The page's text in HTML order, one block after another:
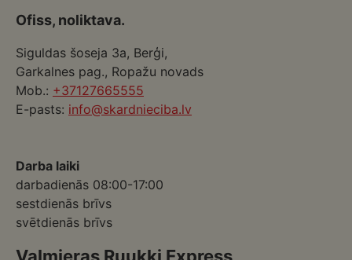
Ofiss, noliktava.
Siguldas šoseja 3a, Berģi,
Garkalnes pag., Ropažu novads
Mob.: +37127665555
E-pasts: info@skardnieciba.lv
Darba laiki
darbadienās 08:00-17:00
sestdienās brīvs
svētdienās brīvs
Valmieras Ruukki Express